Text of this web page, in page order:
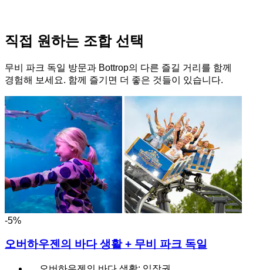
직접 원하는 조합 선택
무비 파크 독일 방문과 Bottrop의 다른 즐길 거리를 함께
경험해 보세요. 함께 즐기면 더 좋은 것들이 있습니다.
-5%
오버하우젠의 바다 생활 + 무비 파크 독일